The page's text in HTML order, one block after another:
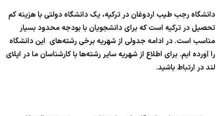
دانشگاه رجب طیب اردوغان در ترکیه، یک دانشگاه دولتی با هزینه کم
تحصیل در ترکیه است که برای دانشجویان با بودجه محدود بسیار
مناسب است. در ادامه جدولی از شهریه برخی رشته‌های این دانشگاه
را آورده ایم. برای اطلاع از شهریه سایر رشته‌ها با کارشناسان ما در اپلای
لند در ارتباط باشید.